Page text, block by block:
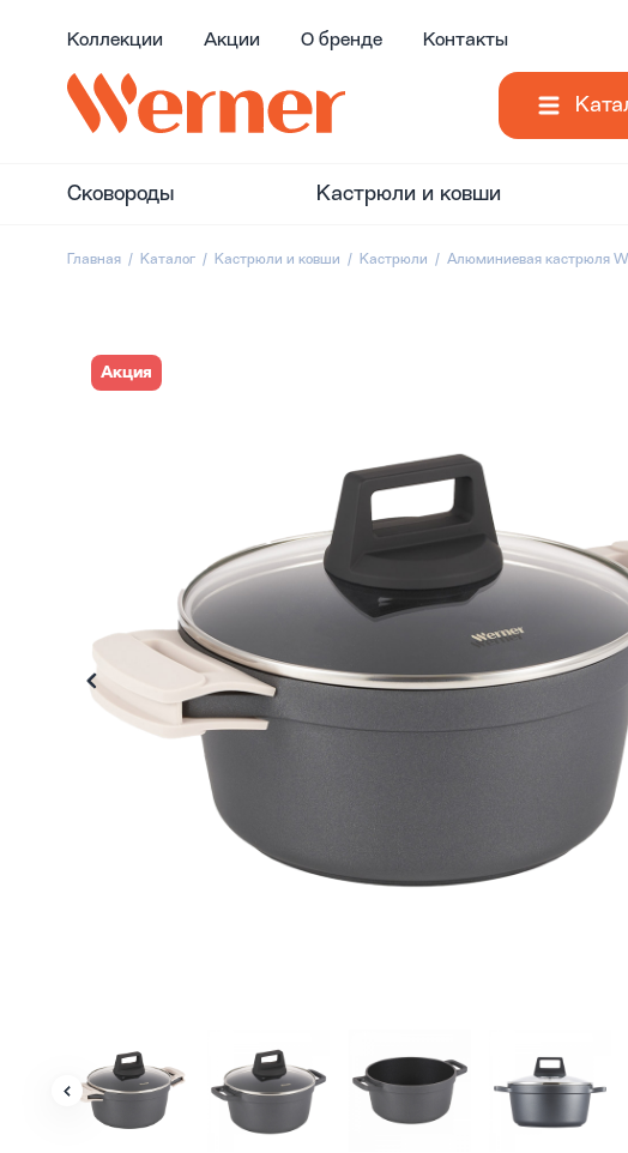
Коллекции Акции О бренде Контакты
Сковороды Кастрюли и ковши
Главная Каталог Кастрюли и ковши Кастрюли Алюминиевая кастрюля
Акция